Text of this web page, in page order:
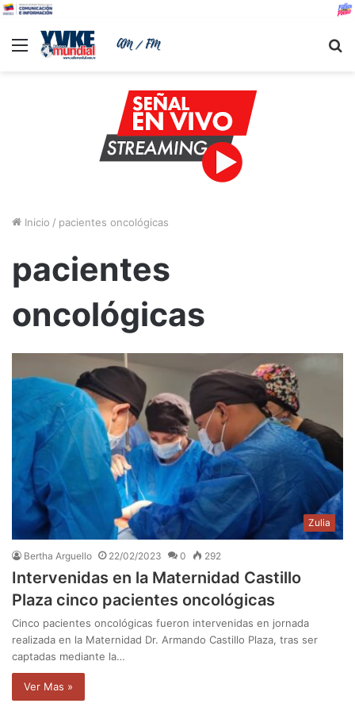
Menu
Inicio / pacientes oncológicas
pacientes
oncológicas
Zulia
Bertha Arguello 22/02/2023 0 292
Intervenidas en la Maternidad Castillo
Plaza cinco pacientes oncológicas
Cinco pacientes oncológicas fueron intervenidas en jornada
realizada en la Maternidad Dr. Armando Castillo Plaza, tras ser
captadas mediante la…
Ver Mas »